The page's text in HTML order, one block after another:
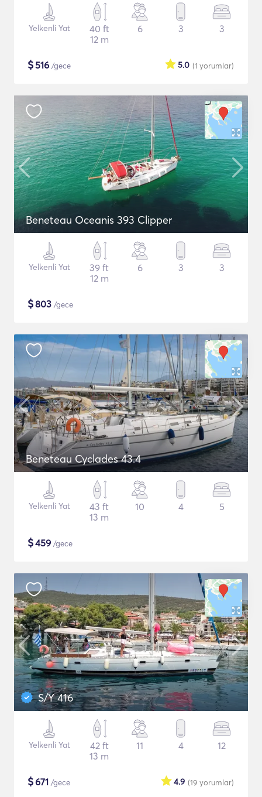
Yelkenli Yat
40 ft
12 m
6 3 3
$516 /gece (1 yorumlar)
5.0
Beneteau Oceanis 393 Clipper
Yelkenli Yat
39 ft
12 m
6 3 3
$803 /gece
Beneteau Cyclades 43.4
Yelkenli Yat
43 ft
13 m
10 4 5
$459 /gece
S/Y 416
Yelkenli Yat
42 ft
13 m
11 4 12
$671 /gece (19 yorumlar)
4.9